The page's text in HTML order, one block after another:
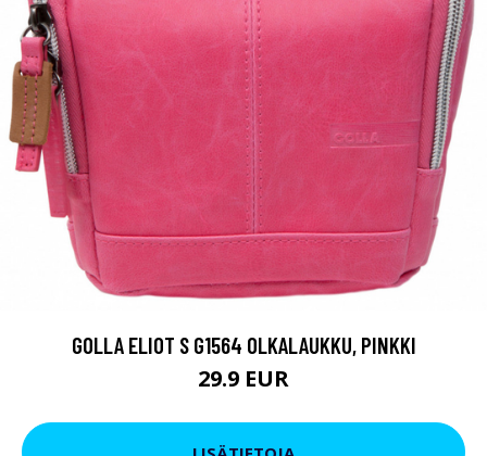
GOLLA ELIOT S G1564 OLKALAUKKU, PINKKI
29.9 EUR